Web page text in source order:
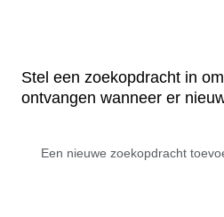
Stel een zoekopdracht in
ontvangen wanneer er